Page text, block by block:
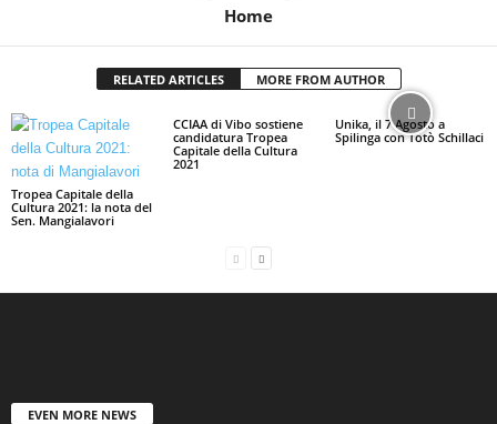
Home
RELATED ARTICLES MORE FROM AUTHOR
Tropea Capitale della
Cultura 2021: la nota del
Sen. Mangialavori
CCIAA di Vibo sostiene
candidatura Tropea
Capitale della Cultura
2021
Unika, il 7 Agosto a
Spilinga con Totò Schillaci
EVEN MORE NEWS